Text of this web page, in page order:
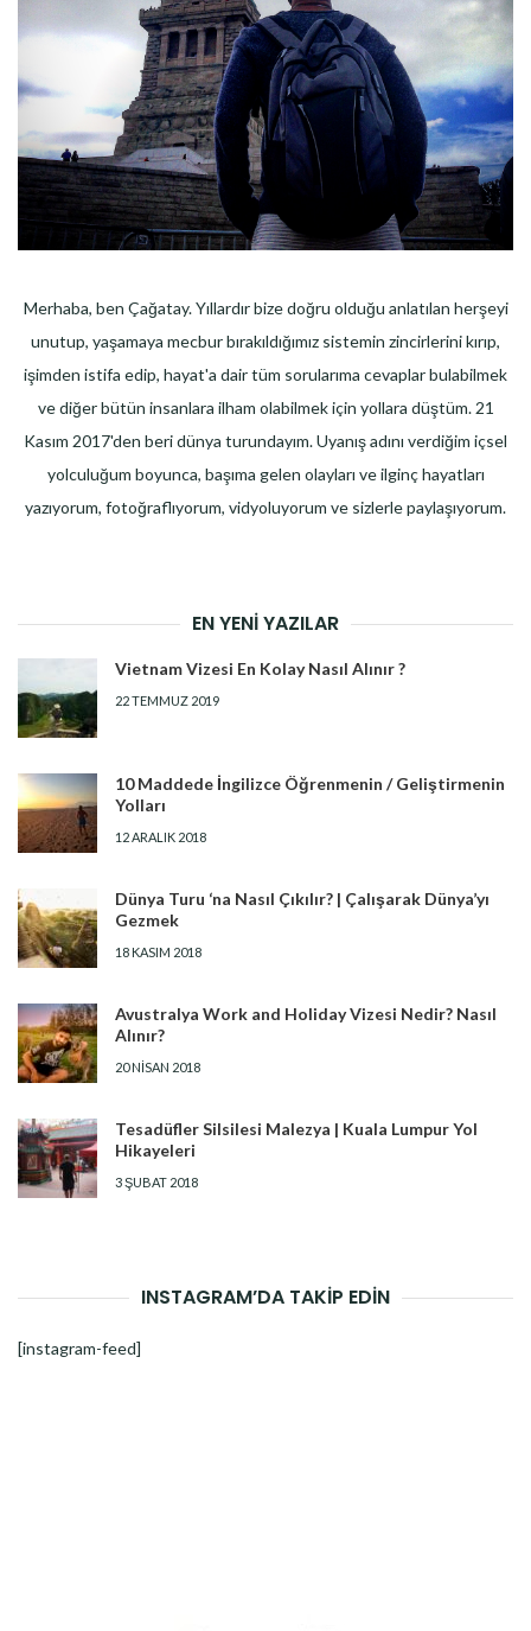
Merhaba, ben Çağatay. Yıllardır bize doğru olduğu anlatılan herşeyi
unutup, yaşamaya mecbur bırakıldığımız sistemin zincirlerini kırıp,
işimden istifa edip, hayat'a dair tüm sorularıma cevaplar bulabilmek
ve diğer bütün insanlara ilham olabilmek için yollara düştüm. 21
Kasım 2017'den beri dünya turundayım. Uyanış adını verdiğim içsel
yolculuğum boyunca, başıma gelen olayları ve ilginç hayatları
yazıyorum, fotoğraflıyorum, vidyoluyorum ve sizlerle paylaşıyorum.
EN YENI YAZILAR
Vietnam Vizesi En Kolay Nasıl Alınır ?
22 TEMMUZ 2019
10 Maddede İngilizce Öğrenmenin / Geliştirmenin
Yolları
12 ARALIK 2018
Dünya Turu ‘na Nasıl Çıkılır? | Çalışarak Dünya’yı
Gezmek
18 KASIM 2018
Avustralya Work and Holiday Vizesi Nedir? Nasıl
Alınır?
20 NISAN 2018
Tesadüfler Silsilesi Malezya | Kuala Lumpur Yol
Hikayeleri
3 ŞUBAT 2018
INSTAGRAM’DA TAKİP EDİN
[instagram-feed]